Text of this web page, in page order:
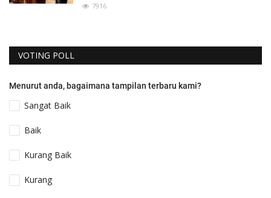
7916
VOTING POLL
Menurut anda, bagaimana tampilan terbaru kami?
Sangat Baik
Baik
Kurang Baik
Kurang